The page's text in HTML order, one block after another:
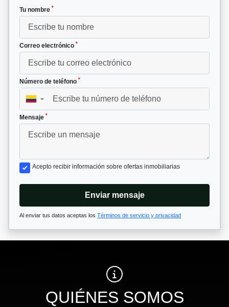
Tu nombre *
Correo electrónico *
Número de teléfono *
▼
Mensaje *
Acepto recibir información sobre ofertas inmobiliarias
Enviar mensaje
Al enviar tus datos aceptas los Términos de servicio y privacidad
QUIÉNES SOMOS